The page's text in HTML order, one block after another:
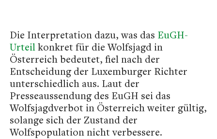
Die Interpretation dazu, was das EuGH-
Urteilkonkret für die Wolfsjagd in
Österreich bedeutet, fiel nach der
Entscheidung der Luxemburger Richter
unterschiedlich aus. Laut der
Presseaussendung des EuGH sei das
Wolfsjagdverbot in Österreich weiter gültig,
solange sich der Zustand der
Wolfspopulation nicht verbessere.